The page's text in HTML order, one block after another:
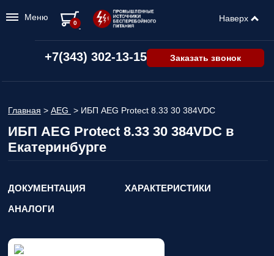
+7(343) 302-13-15 Заказать звонок
Главная > AEG > ИБП AEG Protect 8.33 30 384VDC
ИБП AEG Protect 8.33 30 384VDC в
Екатеринбурге
ДОКУМЕНТАЦИЯ
ХАРАКТЕРИСТИКИ
АНАЛОГИ
Меню Наверх
0